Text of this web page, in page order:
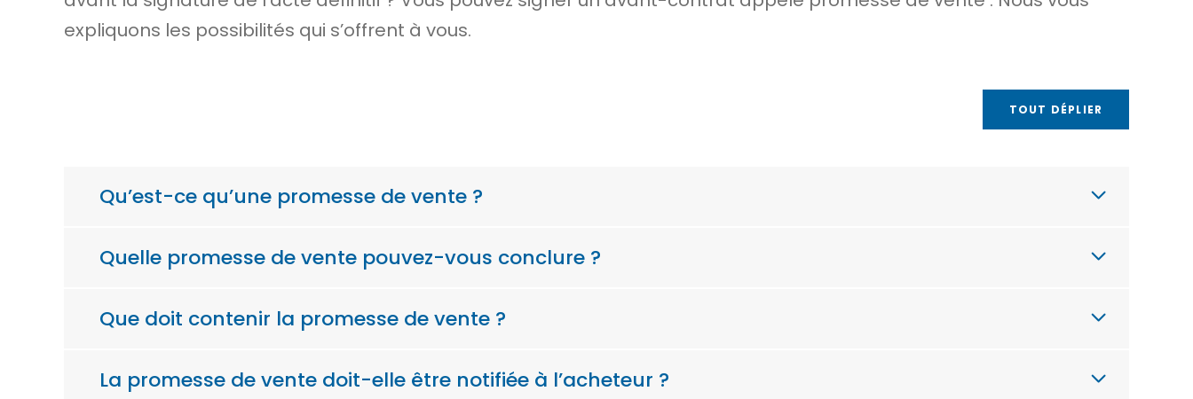
expliquons les possibilités qui s’offrent à vous.
TOUT DÉPLIER
Qu’est-ce qu’une promesse de vente ?
Quelle promesse de vente pouvez-vous conclure ?
Que doit contenir la promesse de vente ?
La promesse de vente doit-elle être notifiée à l’acheteur ?